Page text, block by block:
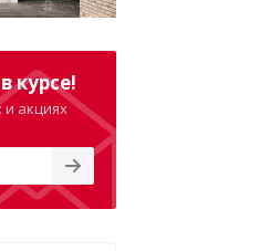
курсе!
и акциях